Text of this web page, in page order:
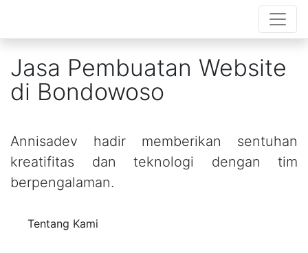
Jasa Pembuatan Website
di Bondowoso
Annisadev hadir memberikan sentuhan
kreatifitas dan teknologi dengan tim
berpengalaman.
Tentang Kami